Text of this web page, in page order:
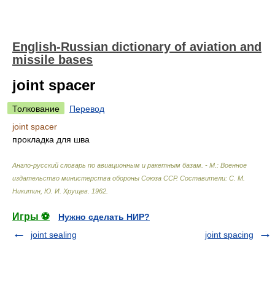
English-Russian dictionary of aviation and
missile bases
joint spacer
Толкование
Перевод
joint spacer
прокладка для шва
Англо-русский словарь по авиационным и ракетным базам. - М.: Военное
издательство министерства обороны Союза ССР. Составители: С. М.
Никитин, Ю. И. Хрущев 1962
Игры ⚽
Нужно сделать НИР?
joint sealing
joint spacing